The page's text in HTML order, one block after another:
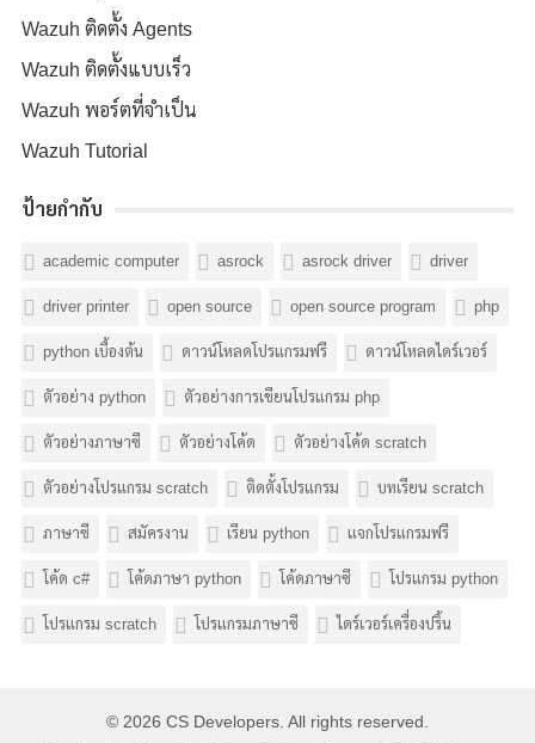
Wazuh ติดตั้ง Agents
Wazuh ติดตั้งแบบเร็ว
Wazuh พอร์ตที่จำเป็น
Wazuh Tutorial
ป้ายกำกับ
academic computer asrock asrock driver driver
driver printer open source open source program php
python เบื้องต้น ดาวน์โหลดโปรแกรมฟรี ดาวน์โหลดไดร์เวอร์
ตัวอย่าง python ตัวอย่างการเขียนโปรแกรม php
ตัวอย่างภาษาซี ตัวอย่างโค้ด ตัวอย่างโค้ด scratch
ตัวอย่างโปรแกรม scratch ติดตั้งโปรแกรม บทเรียน scratch
ภาษาซี สมัครงาน เรียน python แจกโปรแกรมฟรี
โค้ด c# โค้ดภาษา python โค้ดภาษาซี โปรแกรม python
โปรแกรม scratch โปรแกรมภาษาซี ไดร์เวอร์เครื่องปริ้น
© 2026 CS Developers . All rights reserved.